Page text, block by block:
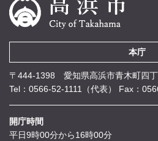
本庁
〒444-1398 愛知県高浜市青木町四
Tel：0566-52-1111（代表）
Fax：
開庁時間
平日9時00分から16時00分